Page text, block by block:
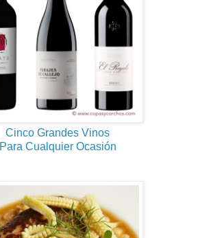
Cinco Grandes Vinos
Para Cualquier Ocasión